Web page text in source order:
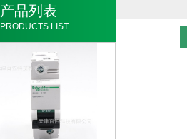
产品列表
PRODUCTS LIST